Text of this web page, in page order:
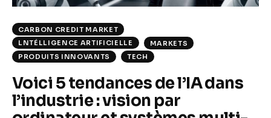
Reports
Shop
CARBON CREDIT MARKET
LNTÉLLIGENCE ARTIFICIELLE
MARKETS
PRODUITS INNOVANTS
TECH
Voici 5 tendances de l’IA dans
l’industrie : vision par